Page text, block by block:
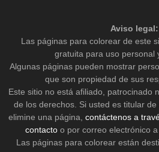
Aviso legal:
Las páginas para colorear de este
gratuita para uso personal
Algunas páginas pueden mostrar
que son propiedad de sus
Este sitio no está afiliado, patrocinado
de los derechos. Si usted es titular
elimine una página, contáctenos a
contactoo por correo electrónico a
Las páginas para colorear están